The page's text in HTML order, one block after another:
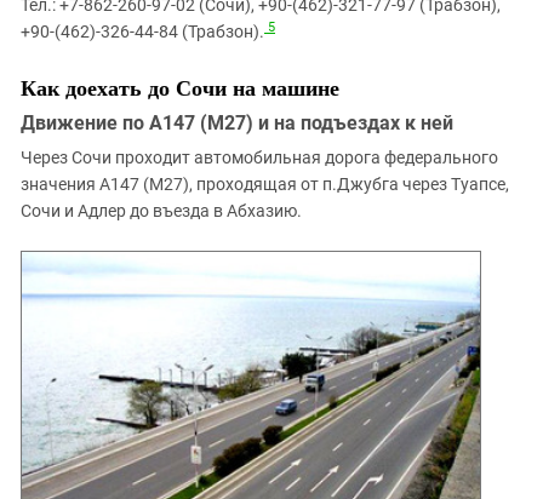
Тел.: +7-862-260-97-02 (Сочи), +90-(462)-321-77-97 (Трабзон),
+90-(462)-326-44-84 (Трабзон). 5
Как доехать до Сочи на машине
Движение по А147 (М27) и на подъездах к ней
Через Сочи проходит автомобильная дорога федерального
значения А147 (М27), проходящая от п.Джубга через Туапсе,
Сочи и Адлер до въезда в Абхазию.